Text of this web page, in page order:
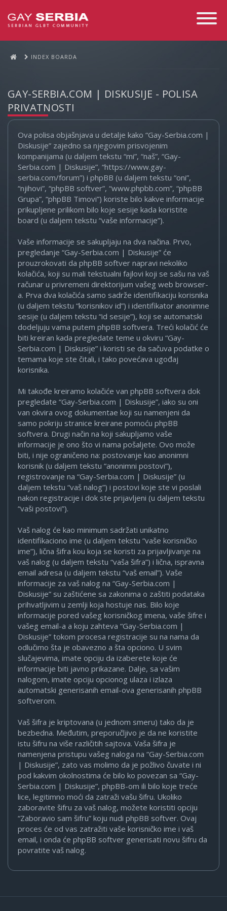
Toggle
INDEX BOARDA
GAY-SERBIA.COM | DISKUSIJE - POLISA
PRIVATNOSTI
Ova polisa objašnjava u detalje kako “Gay-Serbia.com |
Diskusije” zajedno sa njegovim prisvojenim
kompanijama (u daljem tekstu “mi”, “naš”, “Gay-
Serbia.com | Diskusije”, “https://www.gay-
serbia.com/forum”) i phpBB (u daljem tekstu “oni”,
“njihovi”, “phpBB softver”, “www.phpbb.com”, “phpBB
Grupa”, “phpBB Timovi”) koriste bilo kakve informacije
prikupljene prilikom bilo koje sesije kada koristite
board (u daljem tekstu “vaše informacije”).
Vaše informacije se sakupljaju na dva načina. Prvo,
pregledanje “Gay-Serbia.com | Diskusije” će
prouzrokovati da phpBB softver napravi nekoliko
kolačića, koji su mali tekstualni fajlovi koji se sašu na vaš
računar u privremeni direktorijum vašeg web browser-
a. Prva dva kolačića samo sadrže identifikaciju korisnika
(u daljem tekstu “korisnikov id”) i identifikator anonimne
sesije (u daljem tekstu “id sesije”), koji se automatski
dodeljuju vama putem phpBB softvera. Treći kolačić će
biti kreiran kada pregledate teme u okviru “Gay-
Serbia.com | Diskusije” i koristi se da sačuva podatke o
temama koje ste čitali, i tako povećava ugođaj
korisnika.
Mi takođe kreiramo kolačiće van phpBB softvera dok
pregledate “Gay-Serbia.com | Diskusije”, iako su oni
van okvira ovog dokumentae koji su namenjeni da
samo pokriju stranice kreirane pomoću phpBB
softvera. Drugi način na koji sakupljamo vaše
informacije je ono što vi nama pošaljete. Ovo može
biti, i nije ograničeno na: postovanje kao anonimni
korisnik (u daljem tekstu “anonimni postovi”),
registrovanje na “Gay-Serbia.com | Diskusije” (u
daljem tekstu “vaš nalog”) i postovi koje ste vi poslali
nakon registracije i dok ste prijavljeni (u daljem tekstu
“vaši postovi”).
Vaš nalog će kao minimum sadržati unikatno
identifikaciono ime (u daljem tekstu “vaše korisničko
ime”), lična šifra kou koja se koristi za prijavljivanje na
vaš nalog (u daljem tekstu “vaša šifra”) i lična, ispravna
email adresa (u daljem tekstu “vaš email”). Vaše
informacije za vaš nalog na “Gay-Serbia.com |
Diskusije” su zaštićene sa zakonima o zaštiti podataka
prihvatljivim u zemlji koja hostuje nas. Bilo koje
informacije pored vašeg korisničkog imena, vaše šifre i
vašeg email-a a koju zahteva “Gay-Serbia.com |
Diskusije” tokom procesa registracije su na nama da
odlučimo šta je obavezno a šta opciono. U svim
slučajevima, imate opciju da izaberete koje će
informacije biti javno prikazane. Dalje, sa vašim
nalogom, imate opciju opcionog ulaza i izlaza
automatski generisanih email-ova generisanih phpBB
softverom.
Vaš šifra je kriptovana (u jednom smeru) tako da je
bezbedna. Međutim, preporučljivo je da ne koristite
istu šifru na više različitih sajtova. Vaša šifra je
namenjena pristupu vašeg naloga na “Gay-Serbia.com
| Diskusije”, zato vas molimo da je požlivo čuvate i ni
pod kakvim okolnostima će bilo ko povezan sa “Gay-
Serbia.com | Diskusije”, phpBB-om ili bilo koje treće
lice, legitimno moći da zatraži vašu šifru. Ukoliko
zaboravite šifru za vaš nalog, možete koristiti opciju
“Zaboravio sam šifru” koju nudi phpBB softver. Ovaj
proces će od vas zatražiti vaše korisničko ime i vaš
email, i onda će phpBB softver generisati novu šifru da
povratite vaš nalog.